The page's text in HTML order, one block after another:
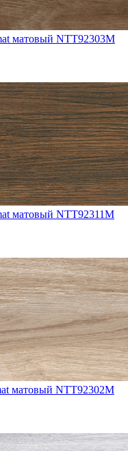
матовый NTT92303M
матовый NTT92311M
матовый NTT92302M